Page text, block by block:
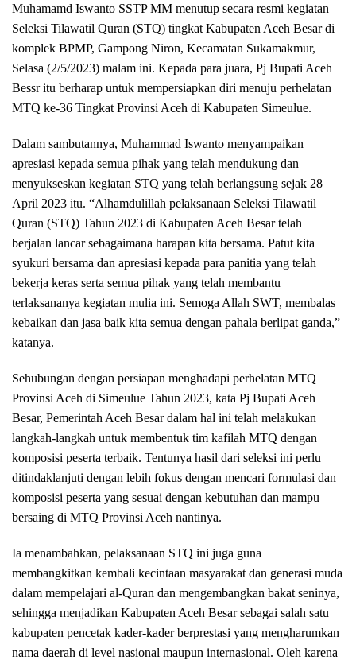
Muhamamd Iswanto SSTP MM menutup secara resmi kegiatan
Seleksi Tilawatil Quran (STQ) tingkat Kabupaten Aceh Besar di
komplek BPMP, Gampong Niron, Kecamatan Sukamakmur,
Selasa (2/5/2023) malam ini. Kepada para juara, Pj Bupati Aceh
Bessr itu berharap untuk mempersiapkan diri menuju perhelatan
MTQ ke-36 Tingkat Provinsi Aceh di Kabupaten Simeulue.
Dalam sambutannya, Muhammad Iswanto menyampaikan
apresiasi kepada semua pihak yang telah mendukung dan
menyukseskan kegiatan STQ yang telah berlangsung sejak 28
April 2023 itu. “Alhamdulillah pelaksanaan Seleksi Tilawatil
Quran (STQ) Tahun 2023 di Kabupaten Aceh Besar telah
berjalan lancar sebagaimana harapan kita bersama. Patut kita
syukuri bersama dan apresiasi kepada para panitia yang telah
bekerja keras serta semua pihak yang telah membantu
terlaksananya kegiatan mulia ini. Semoga Allah SWT, membalas
kebaikan dan jasa baik kita semua dengan pahala berlipat ganda,”
katanya.
Sehubungan dengan persiapan menghadapi perhelatan MTQ
Provinsi Aceh di Simeulue Tahun 2023, kata Pj Bupati Aceh
Besar, Pemerintah Aceh Besar dalam hal ini telah melakukan
langkah-langkah untuk membentuk tim kafilah MTQ dengan
komposisi peserta terbaik. Tentunya hasil dari seleksi ini perlu
ditindaklanjuti dengan lebih fokus dengan mencari formulasi dan
komposisi peserta yang sesuai dengan kebutuhan dan mampu
bersaing di MTQ Provinsi Aceh nantinya.
Ia menambahkan, pelaksanaan STQ ini juga guna
membangkitkan kembali kecintaan masyarakat dan generasi muda
dalam mempelajari al-Quran dan mengembangkan bakat seninya,
sehingga menjadikan Kabupaten Aceh Besar sebagai salah satu
kabupaten pencetak kader-kader berprestasi yang mengharumkan
nama daerah di level nasional maupun internasional. Oleh karena